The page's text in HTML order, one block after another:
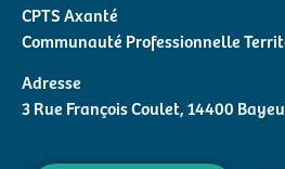
CPTS Axanté
Communauté Professionnelle
Adresse
3 Rue François Coulet, 14400